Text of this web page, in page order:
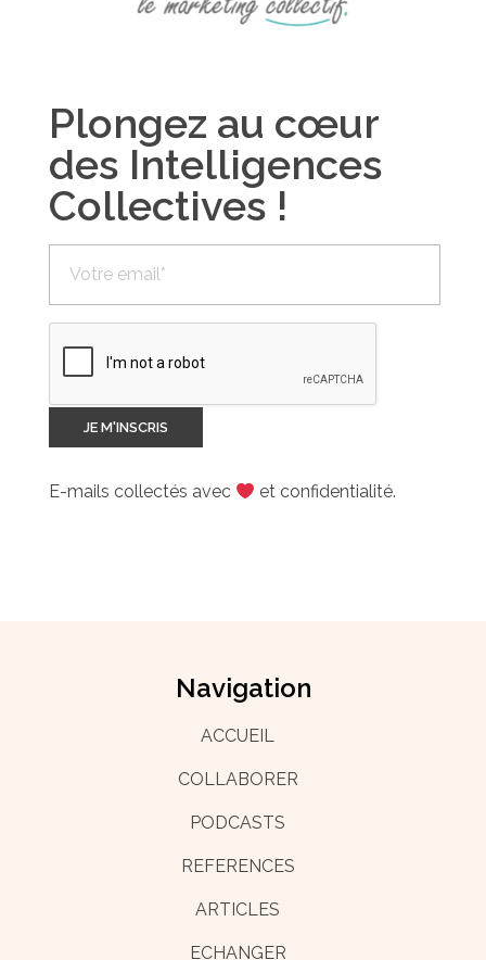
Plongez au cœur
des Intelligences
Collectives !
E-mails collectés avec et confidentialité.
Navigation
ACCUEIL
COLLABORER
PODCASTS
REFERENCES
ARTICLES
ECHANGER